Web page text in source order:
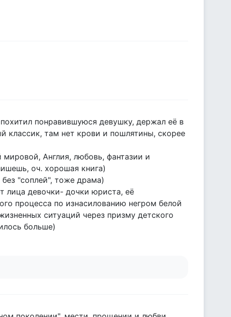
понравившуюся девушку, держал её в
классик, там нет крови и пошлятины, скорее
Англия, любовь, фантазии и
оч. хорошая книга)
"соплей", тоже драма)
лица девочки- дочки юриста, её
процесса по изнасилованию негром белой
ситуаций через призму детского
больше)